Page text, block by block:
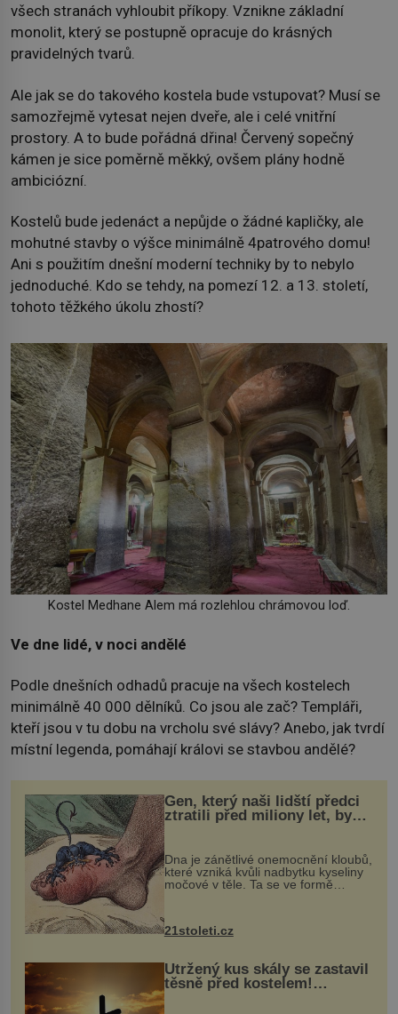
všech stranách vyhloubit příkopy. Vznikne základní
monolit, který se postupně opracuje do krásných
pravidelných tvarů.
Ale jak se do takového kostela bude vstupovat? Musí se
samozřejmě vytesat nejen dveře, ale i celé vnitřní
prostory. A to bude pořádná dřina! Červený sopečný
kámen je sice poměrně měkký, ovšem plány hodně
ambiciózní.
Kostelů bude jedenáct a nepůjde o žádné kapličky, ale
mohutné stavby o výšce minimálně 4patrového domu!
Ani s použitím dnešní moderní techniky by to nebylo
jednoduché. Kdo se tehdy, na pomezí 12. a 13. století,
tohoto těžkého úkolu zhostí?
Kostel Medhane Alem má rozlehlou chrámovou loď.
Ve dne lidé, v noci andělé
Podle dnešních odhadů pracuje na všech kostelech
minimálně 40 000 dělníků. Co jsou ale zač? Templáři,
kteří jsou v tu dobu na vrcholu své slávy? Anebo, jak tvrdí
místní legenda, pomáhají královi se stavbou andělé?
Gen, který naši lidští předci
ztratili před miliony let, by
mohl pomoci s léčbou
„nemoci králů“
Dna je zánětlivé onemocnění kloubů,
které vzniká kvůli nadbytku kyseliny
močové v těle. Ta se ve formě
nohou, a způsobuje bole...
21stoleti.cz
Utržený kus skály se zastavil
těsně před kostelem!
Ochránila ho boží síla?